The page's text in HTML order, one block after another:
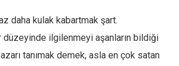
daha kulak kabartmak şart.
düzeyinde ilgilenmeyi aşanların bildiği
tanımak demek, asla en çok satan